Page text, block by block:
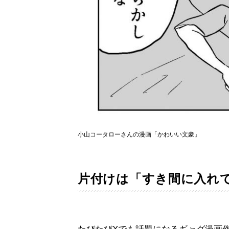
小山コータローさんの漫画「かわいい文豪」
片付けは「すき間に入れ